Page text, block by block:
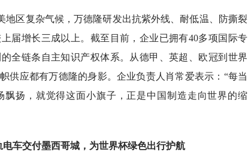
地区复杂气候，万德隆研发出抗紫外线、耐低温、防撕裂
届增长三成以上。截至目前，企业已拥有40多项国际专
全链条自主知识产权体系。从德甲、英超、欧冠到世界
供应都有万德隆的身影。企业负责人肖常爱表示：“每当
飘扬，就觉得这面小旗子，正是中国制造走向世界的缩
车交付墨西哥城，为世界杯绿色出行护航